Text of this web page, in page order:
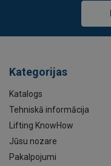
Kategorijas
Katalogs
Tehniskā informācija
Lifting KnowHow
Jūsu nozare
Pakalpojumi